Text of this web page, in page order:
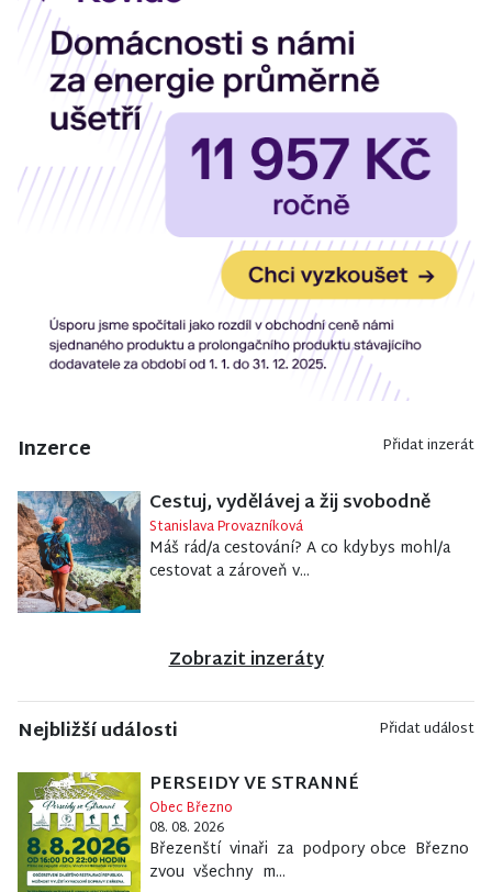
Inzerce Přidat inzerát
Cestuj, vydělávej a žij svobodně
Stanislava Provazníková
Máš rád/a cestování? A co kdybys mohl/a
cestovat a zároveň v...
Zobrazit inzeráty
Nejbližší události Přidat událost
PERSEIDY VE STRANNÉ
Obec Březno
08. 08. 2026
Březenští vinaři za podpory obce Březno
zvou všechny m...